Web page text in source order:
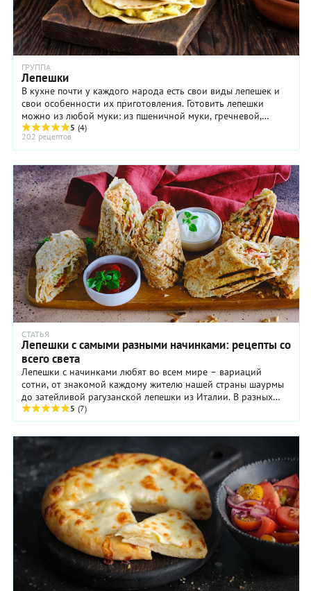
ГРУППА
Лепешки
В кухне почти у каждого народа есть свои виды лепешек и
свои особенности их приготовления. Готовить лепешки
можно из любой муки: из пшеничной муки, гречневой,
ржаной, гороховой, овсяной муки. Тесто ...
5 (4)
202 рецептов
СТАТЬЯ
Лепешки с самыми разными начинками: рецепты со
всего света
Лепешки с начинками любят во всем мире – вариаций
сотни, от знакомой каждому жителю нашей страны шаурмы
до затейливой рагузанской лепешки из Италии. В разных
странах – свои лепешки-фавориты, а их ...
5 (7)